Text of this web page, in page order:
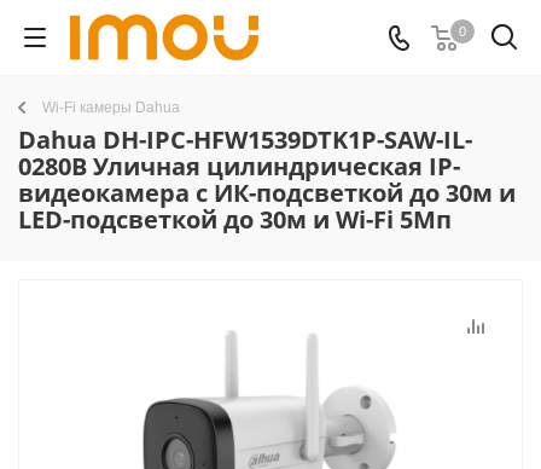
0
Wi-Fi камеры Dahua
Dahua DH-IPC-HFW1539DTK1P-SAW-IL-
0280B Уличная цилиндрическая IP-
видеокамера с ИК-подсветкой до 30м и
LED-подсветкой до 30м и Wi-Fi 5Мп